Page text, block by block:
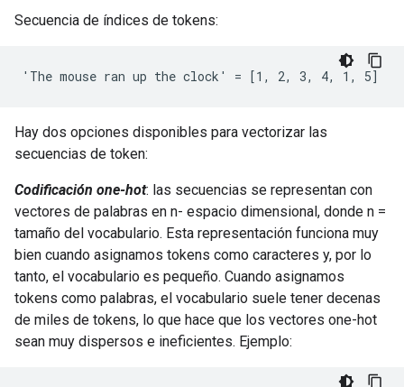
Secuencia de índices de tokens:
Hay dos opciones disponibles para vectorizar las
secuencias de token:
Codificación one-hot: las secuencias se representan con
vectores de palabras en n- espacio dimensional, donde n =
tamaño del vocabulario. Esta representación funciona muy
bien cuando asignamos tokens como caracteres y, por lo
tanto, el vocabulario es pequeño. Cuando asignamos
tokens como palabras, el vocabulario suele tener decenas
de miles de tokens, lo que hace que los vectores one-hot
sean muy dispersos e ineficientes. Ejemplo: